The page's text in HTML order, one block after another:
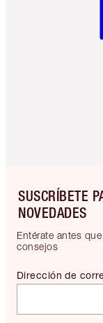
SUSCRÍBETE
NOVEDADES
Entérate antes
consejos
Dirección de